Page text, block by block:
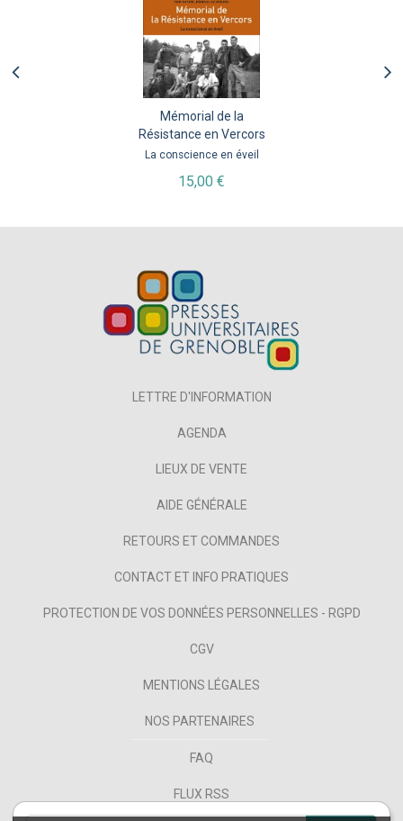
Mémorial de la
Résistance en Vercors
La conscience en éveil
15,00 €
LETTRE D'INFORMATION
AGENDA
LIEUX DE VENTE
AIDE GÉNÉRALE
RETOURS ET COMMANDES
CONTACT ET INFO PRATIQUES
PROTECTION DE VOS DONNÉES PERSONNELLES - RGPD
CGV
MENTIONS LÉGALES
NOS PARTENAIRES
FAQ
FLUX RSS